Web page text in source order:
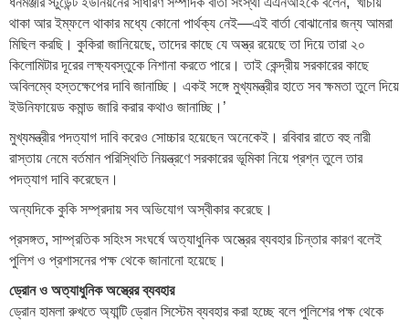
থাকা আর ইম্ফলে থাকার মধ্যে কোনো পার্থক্য নেই—এই বার্তা বোঝানোর জন্য আমরা
মিছিল করছি। কুকিরা জানিয়েছে, তাদের কাছে যে অস্ত্র রয়েছে তা দিয়ে তারা ২০
কিলোমিটার দূরের লক্ষ্যবস্তুকে নিশানা করতে পারে। তাই কেন্দ্রীয় সরকারের কাছে
অবিলম্বে হস্তক্ষেপের দাবি জানাচ্ছি। একই সঙ্গে মুখ্যমন্ত্রীর হাতে সব ক্ষমতা তুলে দিয়ে
ইউনিফায়েড কমান্ড জারি করার কথাও জানাচ্ছি।’
মুখ্যমন্ত্রীর পদত্যাগ দাবি করেও সোচ্চার হয়েছেন অনেকেই। রবিবার রাতে বহু নারী
রাস্তায় নেমে বর্তমান পরিস্থিতি নিয়ন্ত্রণে সরকারের ভূমিকা নিয়ে প্রশ্ন তুলে তার
পদত্যাগ দাবি করেছেন।
অন্যদিকে কুকি সম্প্রদায় সব অভিযোগ অস্বীকার করেছে।
প্রসঙ্গত, সাম্প্রতিক সহিংস সংঘর্ষে অত্যাধুনিক অস্ত্রের ব্যবহার চিন্তার কারণ বলেই
পুলিশ ও প্রশাসনের পক্ষ থেকে জানানো হয়েছে।
ড্রোন ও অত্যাধুনিক অস্ত্রের ব্যবহার
ড্রোন হামলা রুখতে অ্যান্টি ড্রোন সিস্টেম ব্যবহার করা হচ্ছে বলে পুলিশের পক্ষ থেকে